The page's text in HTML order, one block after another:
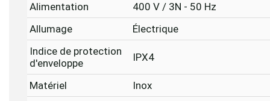
Alimentation
400 V / 3N - 50 Hz
Allumage
Électrique
Indice de protection
d'enveloppe
IPX4
Matériel
Inox